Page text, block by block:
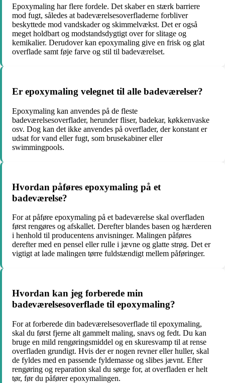
Epoxymaling har flere fordele. Det skaber en stærk barriere
mod fugt, således at badeværelsesoverfladerne forbliver
beskyttede mod vandskader og skimmelvækst. Det er også
meget holdbart og modstandsdygtigt over for slitage og
kemikalier. Derudover kan epoxymaling give en frisk og glat
overflade samt føje farve og stil til badeværelset.
Er epoxymaling velegnet til alle badeværelser?
Epoxymaling kan anvendes på de fleste
badeværelsesoverflader, herunder fliser, badekar, køkkenvaske
osv. Dog kan det ikke anvendes på overflader, der konstant er
udsat for vand eller fugt, som brusekabiner eller
swimmingpools.
Hvordan påføres epoxymaling på et
badeværelse?
For at påføre epoxymaling på et badeværelse skal overfladen
først rengøres og afskallet. Derefter blandes basen og hærderen
i henhold til producentens anvisninger. Malingen påføres
derefter med en pensel eller rulle i jævne og glatte strøg. Det er
vigtigt at lade malingen tørre fuldstændigt mellem påføringer.
Hvordan kan jeg forberede min
badeværelsesoverflade til epoxymaling?
For at forberede din badeværelsesoverflade til epoxymaling,
skal du først fjerne alt gammelt maling, snavs og fedt. Du kan
bruge en mild rengøringsmiddel og en skuresvamp til at rense
overfladen grundigt. Hvis der er nogen revner eller huller, skal
de fyldes med en passende fyldemasse og slibes jævnt. Efter
rengøring og reparation skal du sørge for, at overfladen er helt
tør, før du påfører epoxymalingen.